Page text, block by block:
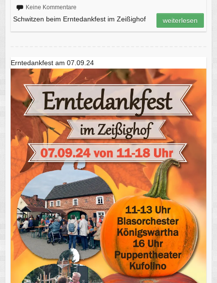
Keine Kommentare
Schwitzen beim Erntedankfest im Zeißighof weiterlesen
Erntedankfest am 07.09.24